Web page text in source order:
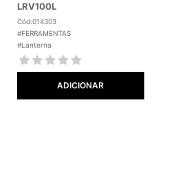
LRV100L
Cód:014303
#FERRAMENTAS
#Lanterna
ADICIONAR